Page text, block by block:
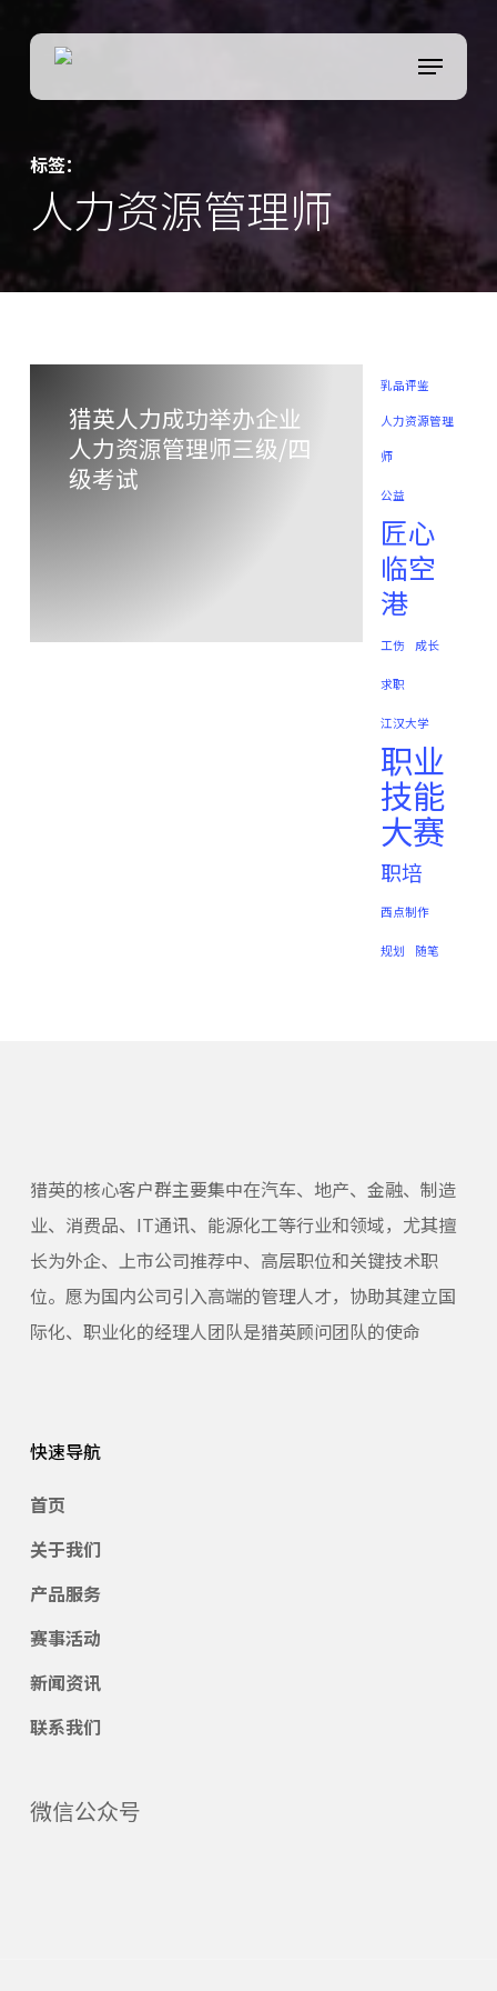
main
菜单
标签：
人力资源管理师
猎英人力成功举办企业
人力资源管理师三级/四
级考试
乳品评鉴
人力资源管理
师
公益
匠心
临空
港
工伤 成长
求职
江汉大学
职业
技能
大赛
职培
西点制作
规划 随笔
猎英的核心客户群主要集中在汽车、地产、金融、制造
业、消费品、IT通讯、能源化工等行业和领域，尤其擅
长为外企、上市公司推荐中、高层职位和关键技术职
位。愿为国内公司引入高端的管理人才，协助其建立国
际化、职业化的经理人团队是猎英顾问团队的使命
快速导航
首页
关于我们
产品服务
赛事活动
新闻资讯
联系我们
微信公众号
Close
Menu